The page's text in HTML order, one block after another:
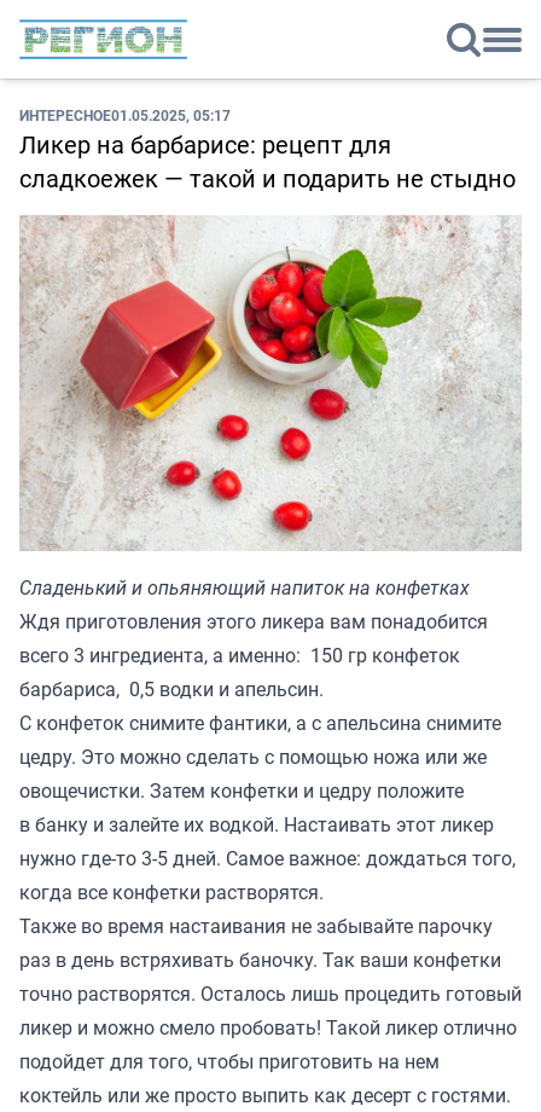
ИНТЕРЕСНОЕ01.05.2025, 05:17
Ликер на барбарисе: рецепт для
сладкоежек — такой и подарить не стыдно
Сладенький и опьяняющий напиток на конфетках
Ждя приготовления этого ликера вам понадобится
всего 3 ингредиента, а именно: 150 гр конфеток
барбариса, 0,5 водки и апельсин.
С конфеток снимите фантики, а с апельсина снимите
цедру. Это можно сделать с помощью ножа или же
овощечистки. Затем конфетки и цедру положите
в банку и залейте их водкой. Настаивать этот ликер
нужно где-то 3-5 дней. Самое важное: дождаться того,
когда все конфетки растворятся.
Также во время настаивания не забывайте парочку
раз в день встряхивать баночку. Так ваши конфетки
точно растворятся. Осталось лишь процедить готовый
ликер и можно смело пробовать! Такой ликер отлично
подойдет для того, чтобы приготовить на нем
коктейль или же просто выпить как десерт с гостями.